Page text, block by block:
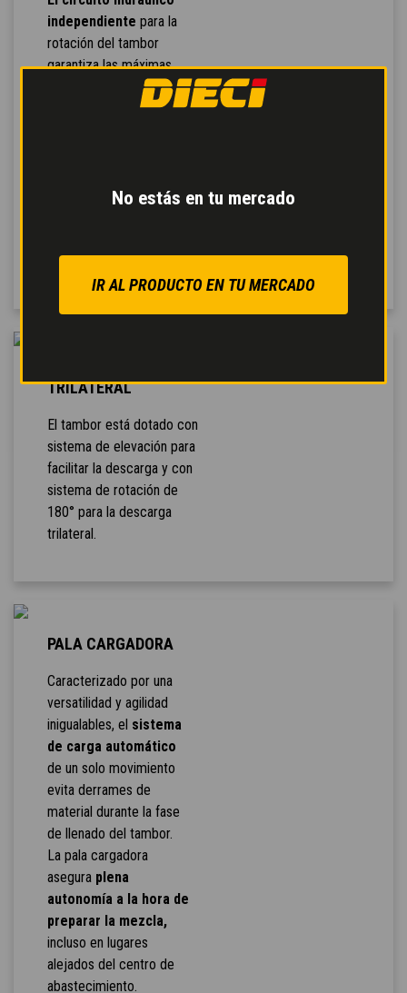
No estás en tu mercado
IR AL PRODUCTO EN TU MERCADO
independiente para la
rotación del tambor
garantiza las máximas
prestaciones de mezcla.
servicio servoasistido
del esfuerzo en el pedal.
TRILATERAL
El tambor está dotado con
sistema de elevación para
facilitar la descarga y con
sistema de rotación de
180° para la descarga
trilateral.
PALA CARGADORA
Caracterizado por una
versatilidad y agilidad
inigualables, el sistema
de carga automático
de un solo movimiento
evita derrames de
material durante la fase
de llenado del tambor.
La pala cargadora
asegura plena
autonomía a la hora de
preparar la mezcla,
incluso en lugares
alejados del centro de
abastecimiento.